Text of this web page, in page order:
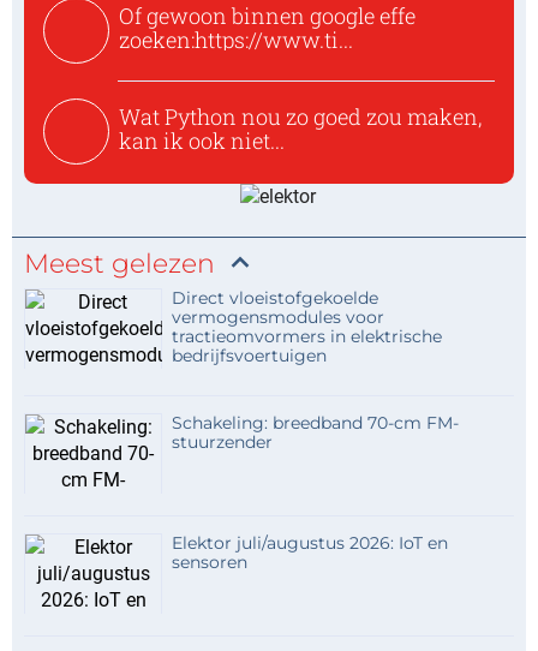
Of gewoon binnen google effe
zoeken:https://www.ti...
Wat Python nou zo goed zou maken,
kan ik ook niet...
Meest gelezen
Direct vloeistofgekoelde
vermogensmodules voor
tractieomvormers in elektrische
bedrijfsvoertuigen
Schakeling: breedband 70-cm FM-
stuurzender
Elektor juli/augustus 2026: IoT en
sensoren